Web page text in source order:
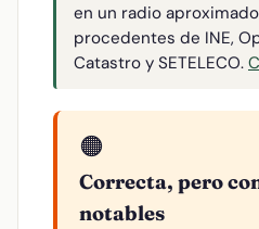
en un radio
procedentes de INE,
Catastro y SETELECO.
🟠
Correcta, pero
notables